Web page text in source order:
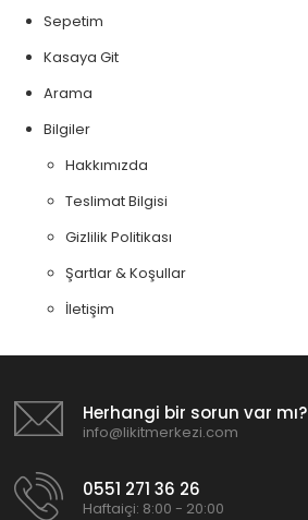
Sepetim
Kasaya Git
Arama
Bilgiler
Hakkımızda
Teslimat Bilgisi
Gizlilik Politikası
Şartlar & Koşullar
İletişim
Herhangi bir sorun var mı?
info@likitmerkezi.com
0551 271 36 26
Haftaiçi: 8:00 - 20:00